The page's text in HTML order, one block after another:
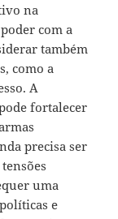
na
com a
também
como a
A
fortalecer
precisa ser
uma
e